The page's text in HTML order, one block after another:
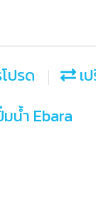
ปรด เ
น้ำ Ebara